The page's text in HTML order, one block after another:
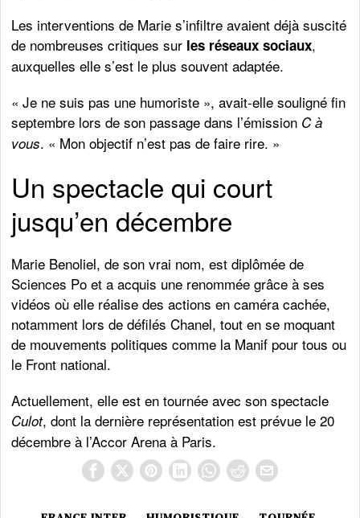
Les interventions de Marie s’infiltre avaient déjà suscité
de nombreuses critiques sur les réseaux sociaux,
auxquelles elle s’est le plus souvent adaptée.
« Je ne suis pas une humoriste », avait-elle souligné fin
septembre lors de son passage dans l’émission C à
vous. « Mon objectif n’est pas de faire rire. »
Un spectacle qui court
jusqu’en décembre
Marie Benoliel, de son vrai nom, est diplômée de
Sciences Po et a acquis une renommée grâce à ses
vidéos où elle réalise des actions en caméra cachée,
notamment lors de défilés Chanel, tout en se moquant
de mouvements politiques comme la Manif pour tous ou
le Front national.
Actuellement, elle est en tournée avec son spectacle
Culot, dont la dernière représentation est prévue le 20
décembre à l’Accor Arena à Paris.